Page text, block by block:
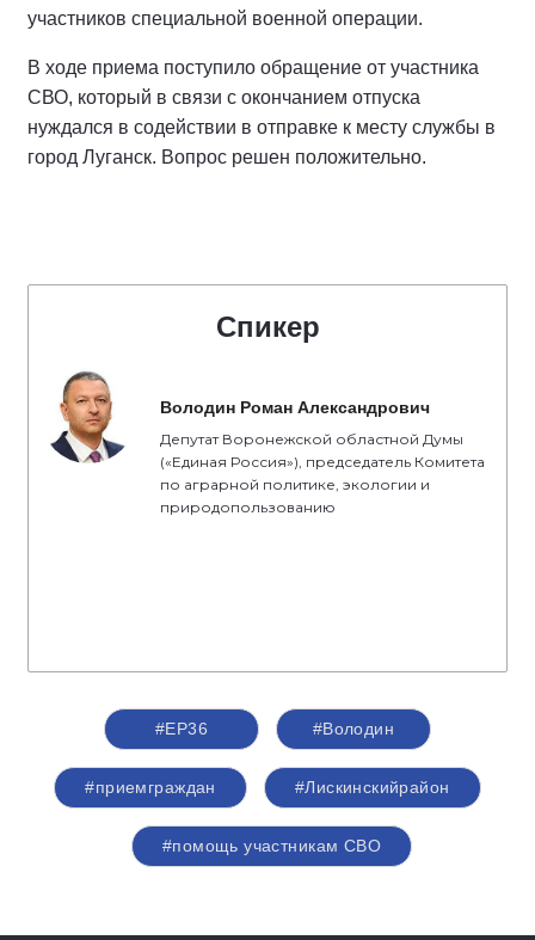
участников специальной военной операции.
В ходе приема поступило обращение от участника
СВО, который в связи с окончанием отпуска
нуждался в содействии в отправке к месту службы в
город Луганск. Вопрос решен положительно.
Спикер
Володин Роман Александрович
Депутат Воронежской областной Думы
(«Единая Россия»), председатель Комитета
по аграрной политике, экологии и
природопользованию
#ЕР36 #Володин
#приемграждан #Лискинскийрайон
#помощь участникам СВО